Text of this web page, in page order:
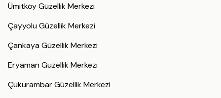
Ümitköy Güzellik Merkezi
Çayyolu Güzellik Merkezi
Çankaya Güzellik Merkezi
Eryaman Güzellik Merkezi
Çukurambar Güzellik Merkezi